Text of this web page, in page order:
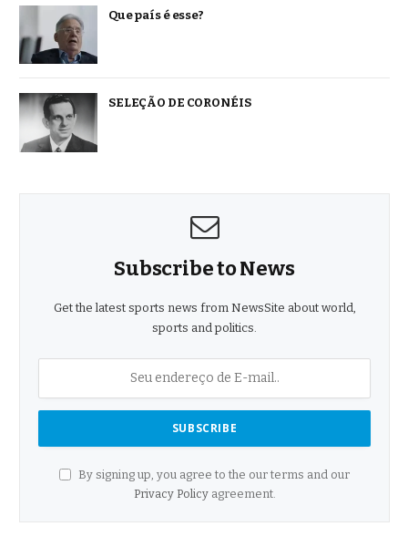
Que país é esse?
SELEÇÃO DE CORONÉIS
Subscribe to News
Get the latest sports news from NewsSite about world,
sports and politics.
By signing up, you agree to the our terms and our
Privacy Policyagreement.